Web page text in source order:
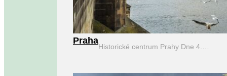
Praha
Historické centrum Prahy Dne 4.…